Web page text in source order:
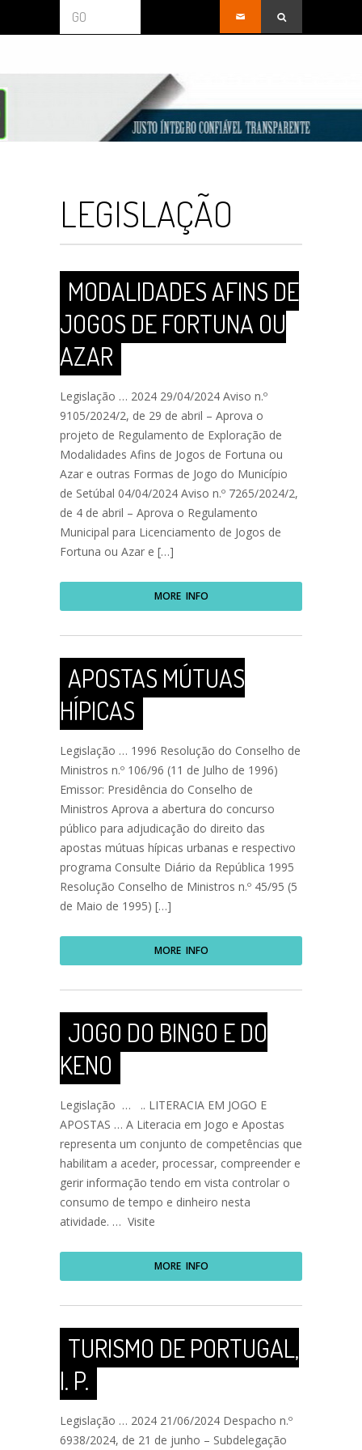
GO
LEGISLAÇÃO
MODALIDADES AFINS DE
JOGOS DE FORTUNA OU
AZAR
Legislação … 2024 29/04/2024 Aviso n.º
9105/2024/2, de 29 de abril – Aprova o
projeto de Regulamento de Exploração de
Modalidades Afins de Jogos de Fortuna ou
Azar e outras Formas de Jogo do Município
de Setúbal 04/04/2024 Aviso n.º 7265/2024/2,
de 4 de abril – Aprova o Regulamento
Municipal para Licenciamento de Jogos de
Fortuna ou Azar e […]
MORE INFO
APOSTAS MÚTUAS
HÍPICAS
Legislação … 1996 Resolução do Conselho de
Ministros n.º 106/96 (11 de Julho de 1996)
Emissor: Presidência do Conselho de
Ministros Aprova a abertura do concurso
público para adjudicação do direito das
apostas mútuas hípicas urbanas e respectivo
programa Consulte Diário da República 1995
Resolução Conselho de Ministros n.º 45/95 (5
de Maio de 1995) […]
MORE INFO
JOGO DO BINGO E DO
KENO
Legislação … .. LITERACIA EM JOGO E
APOSTAS … A Literacia em Jogo e Apostas
representa um conjunto de competências que
habilitam a aceder, processar, compreender e
gerir informação tendo em vista controlar o
consumo de tempo e dinheiro nesta
atividade. … Visite
MORE INFO
TURISMO DE PORTUGAL,
I. P.
Legislação … 2024 21/06/2024 Despacho n.º
6938/2024, de 21 de junho – Subdelegação